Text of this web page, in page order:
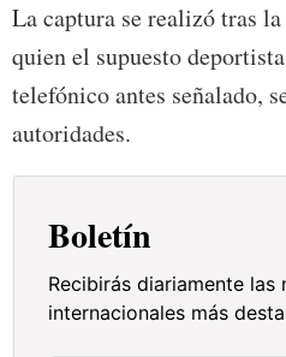
La captura se realizó tras
quien el supuesto
telefónico antes señalado,
autoridades.
Boletín
Recibirás diariamente las
internacionales más